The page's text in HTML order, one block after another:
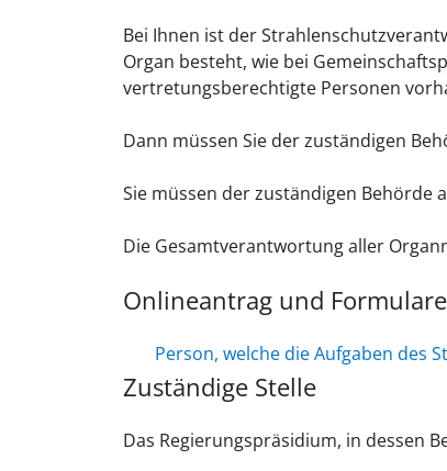
Bei Ihnen ist der
Organ besteht, wie bei
vertretungsberechtigte Personen
Dann müssen Sie der zuständigen
Sie müssen der zuständigen Behörde
Die Gesamtverantwortung aller
Onlineantrag und Formulare
Person, welche die Aufgaben
Zuständige Stelle
Das Regierungspräsidium, in dessen